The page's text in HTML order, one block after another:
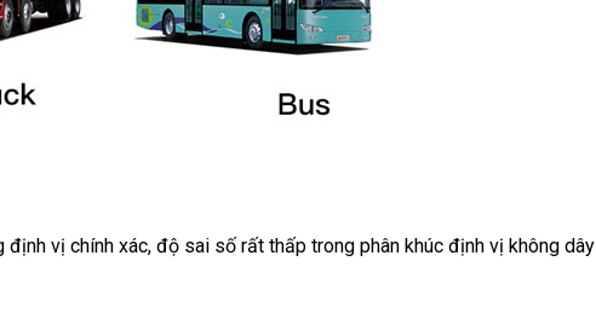
định vị chính xác, độ sai số rất thấp trong phân khúc định vị không dây